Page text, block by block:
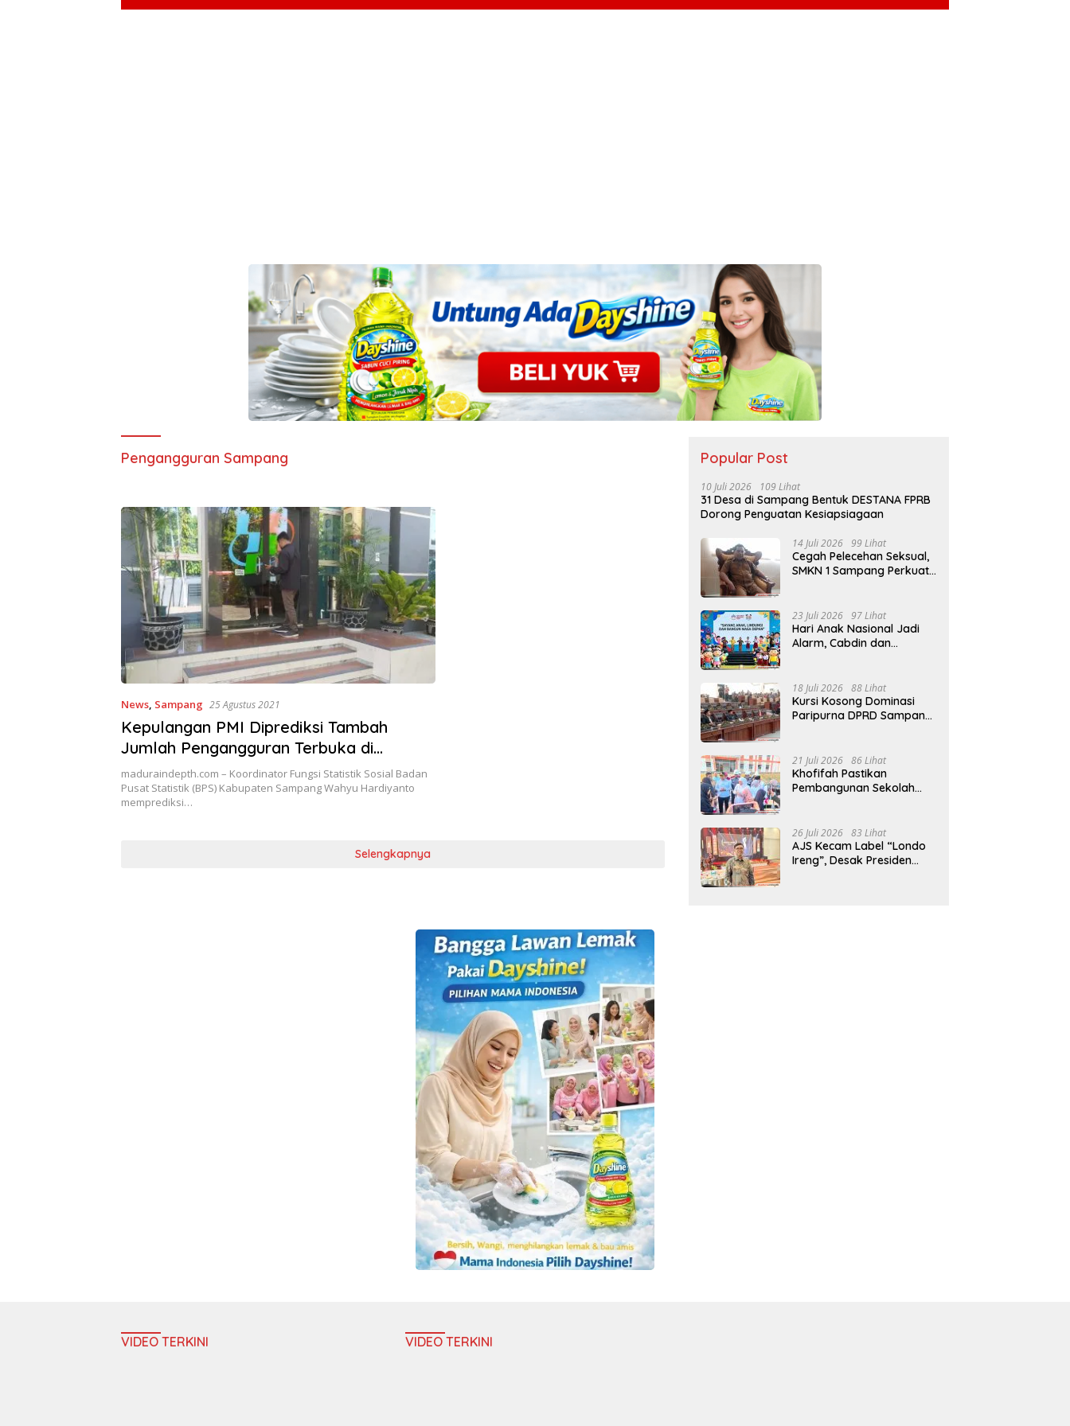
Pengangguran Sampang
News, Sampang 25 Agustus 2021
Kepulangan PMI Diprediksi Tambah
Jumlah Pengangguran Terbuka di
Sampang
maduraindepth.com – Koordinator Fungsi Statistik Sosial Badan
Pusat Statistik (BPS) Kabupaten Sampang Wahyu Hardiyanto
memprediksi…
Selengkapnya
Popular Post
10 Juli 2026 109 Lihat
31 Desa di Sampang Bentuk DESTANA FPRB
Dorong Penguatan Kesiapsiagaan
14 Juli 2026 99 Lihat
Cegah Pelecehan Seksual,
SMKN 1 Sampang Perkuat
23 Juli 2026 97 Lihat
Hari Anak Nasional Jadi
Alarm, Cabdin dan
Kekerasan Seksual Anak
18 Juli 2026 88 Lihat
Kursi Kosong Dominasi
Paripurna DPRD Sampang,
21 Juli 2026 86 Lihat
Khofifah Pastikan
Pembangunan Sekolah
Indonesia Emas
26 Juli 2026 83 Lihat
AJS Kecam Label “Londo
Ireng”, Desak Presiden
VIDEO TERKINI VIDEO TERKINI